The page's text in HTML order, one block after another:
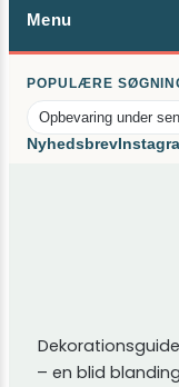
Menu
POPULÆRE
Opbevaring under
Nyhedsbrev
– en blid